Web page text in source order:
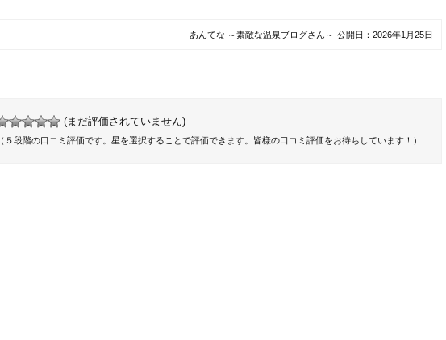
あんてな ～素敵な温泉ブログさん～ 公開日： 2026年1月25日
(まだ評価されていません)
（５段階の口コミ評価です。星を選択することで評価できます。皆様の口コミ評価をお待ちしています！）